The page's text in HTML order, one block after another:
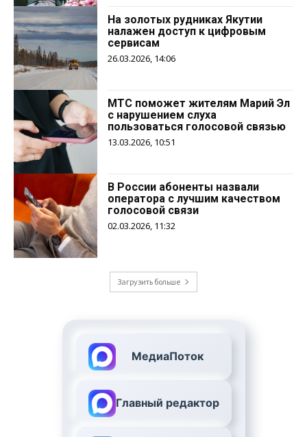
На золотых рудниках Якутии
налажен доступ к цифровым
сервисам
26.03.2026, 14:06
МТС поможет жителям Марий Эл
с нарушением слуха
пользоваться голосовой связью
13.03.2026, 10:51
В России абоненты назвали
оператора с лучшим качеством
голосовой связи
02.03.2026, 11:32
Загрузить больше
МедиаПоток
Главный редактор